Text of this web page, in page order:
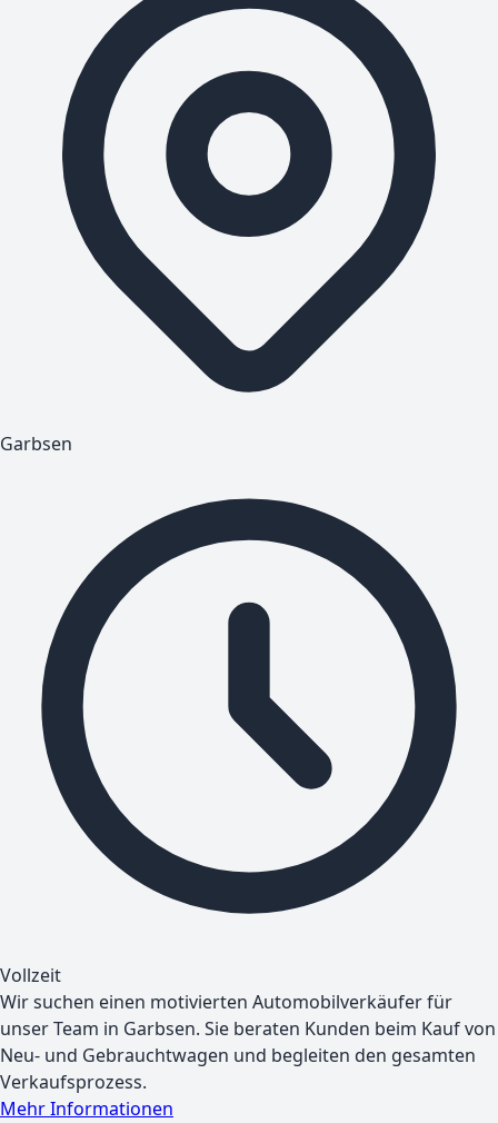
Garbsen
Vollzeit
Wir suchen einen motivierten Automobilverkäufer für
unser Team in Garbsen. Sie beraten Kunden beim Kauf von
Neu- und Gebrauchtwagen und begleiten den gesamten
Verkaufsprozess.
Mehr Informationen